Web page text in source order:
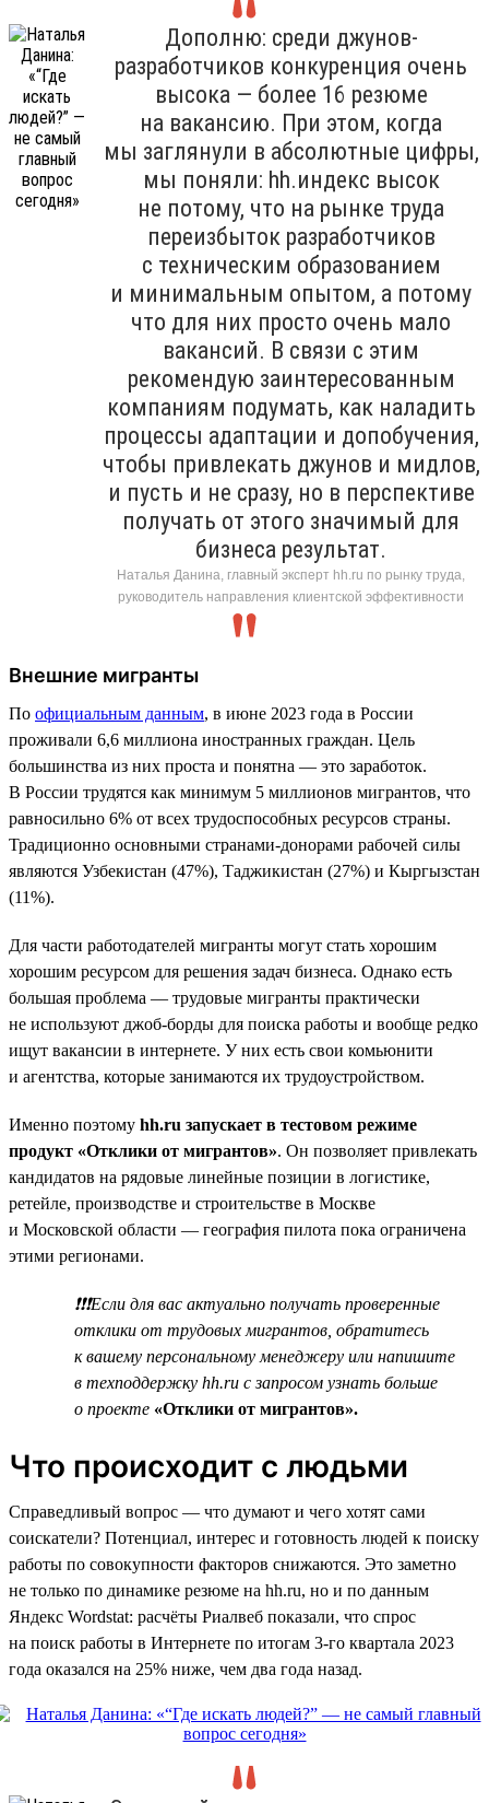
Дополню: среди джунов-
разработчиков конкуренция очень
высока — более 16 резюме
на вакансию. При этом, когда
мы заглянули в абсолютные цифры,
мы поняли: hh.индекс высок
не потому, что на рынке труда
переизбыток разработчиков
с техническим образованием
и минимальным опытом, а потому
что для них просто очень мало
вакансий. В связи с этим
рекомендую заинтересованным
компаниям подумать, как наладить
процессы адаптации и допобучения,
чтобы привлекать джунов и мидлов,
и пусть и не сразу, но в перспективе
получать от этого значимый для
бизнеса результат.
Наталья Данина, главный эксперт hh.ru по рынку труда,
руководитель направления клиентской эффективности
Внешние мигранты
По официальным данным, в июне 2023 года в России
проживали 6,6 миллиона иностранных граждан. Цель
большинства из них проста и понятна — это заработок.
В России трудятся как минимум 5 миллионов мигрантов, что
равносильно 6% от всех трудоспособных ресурсов страны.
Традиционно основными странами-донорами рабочей силы
являются Узбекистан (47%), Таджикистан (27%) и Кыргызстан
(11%).
Для части работодателей мигранты могут стать хорошим
хорошим ресурсом для решения задач бизнеса. Однако есть
большая проблема — трудовые мигранты практически
не используют джоб-борды для поиска работы и вообще редко
ищут вакансии в интернете. У них есть свои комьюнити
и агентства, которые занимаются их трудоустройством.
Именно поэтому hh.ru запускает в тестовом режиме
продукт «Отклики от мигрантов». Он позволяет привлекать
кандидатов на рядовые линейные позиции в логистике,
ретейле, производстве и строительстве в Москве
и Московской области — география пилота пока ограничена
этими регионами.
❗❗❗Если для вас актуально получать проверенные
отклики от трудовых мигрантов, обратитесь
к вашему персональному менеджеру или напишите
в техподдержку hh.ru с запросом узнать больше
о проекте «Отклики от мигрантов».
Что происходит с людьми
Справедливый вопрос — что думают и чего хотят сами
соискатели? Потенциал, интерес и готовность людей к поиску
работы по совокупности факторов снижаются. Это заметно
не только по динамике резюме на hh.ru, но и по данным
Яндекс Wordstat: расчёты Риалвеб показали, что спрос
на поиск работы в Интернете по итогам 3-го квартала 2023
года оказался на 25% ниже, чем два года назад.